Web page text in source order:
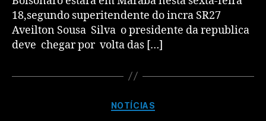
18,segundo superitendente do incra SR27
Aveilton Sousa Silva o presidente da republica
deve chegar por volta das […]
NOTÍCIAS